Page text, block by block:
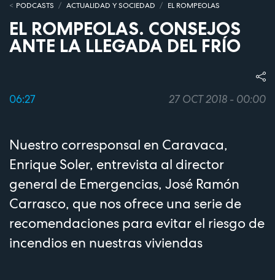
PODCASTS ACTUALIDAD Y SOCIEDAD EL ROMPEOLAS
EL ROMPEOLAS. CONSEJOS
ANTE LA LLEGADA DEL FRÍO
06:27 27 OCT 2018 - 00:00
Nuestro corresponsal en Caravaca,
Enrique Soler, entrevista al director
general de Emergencias, José Ramón
Carrasco, que nos ofrece una serie de
recomendaciones para evitar el riesgo de
incendios en nuestras viviendas